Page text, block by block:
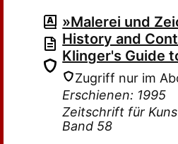
»Malerei und
History and
Klinger's Guide
Zugriff nur im
Erschienen: 1995
Zeitschrift für
Band 58